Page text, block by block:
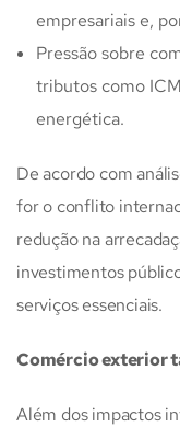
empresariais e,
Pressão sobre
tributos como
energética.
De acordo com
for o conflito
redução na
investimentos
serviços essenciais.
Comércio exterior
Além dos impactos